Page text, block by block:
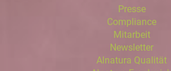
Presse
Compliance
Mitarbeit
Newsletter
Alnatura Qualität